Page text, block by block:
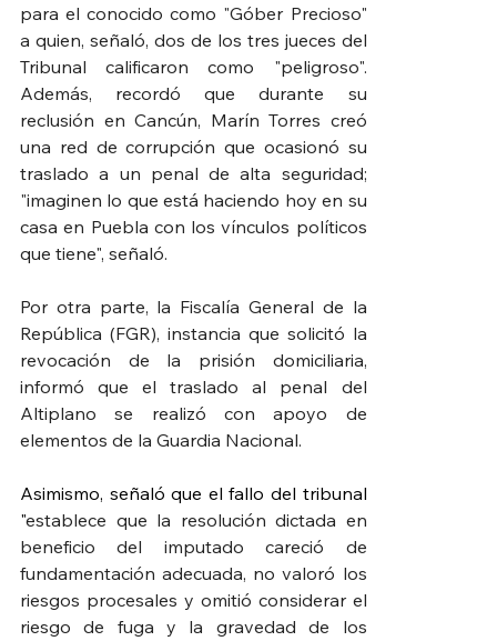
para el conocido como "Góber Precioso"
a quien, señaló, dos de los tres jueces del
Tribunal calificaron como "peligroso".
Además, recordó que durante su
reclusión en Cancún, Marín Torres creó
una red de corrupción que ocasionó su
traslado a un penal de alta seguridad;
"imaginen lo que está haciendo hoy en su
casa en Puebla con los vínculos políticos
que tiene", señaló.
Por otra parte, la Fiscalía General de la
República (FGR), instancia que solicitó la
revocación de la prisión domiciliaria,
informó que el traslado al penal del
Altiplano se realizó con apoyo de
elementos de la Guardia Nacional.
Asimismo, señaló que el fallo del tribunal
"establece que la resolución dictada en
beneficio del imputado careció de
fundamentación adecuada, no valoró los
riesgos procesales y omitió considerar el
riesgo de fuga y la gravedad de los